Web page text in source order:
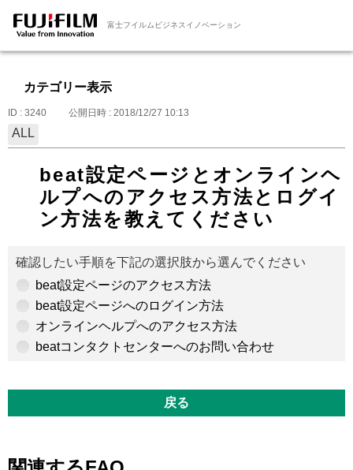
富士フイルムビジネスイノベーション
カテゴリー表示
ID : 3240 公開日時 : 2018/12/27 10:13
ALL
beat設定ページとオンラインヘ
ルプへのアクセス方法とログイ
ン方法を教えてください
確認したい手順を下記の選択肢から選んでください
beat設定ページのアクセス方法
beat設定ページへのログイン方法
オンラインヘルプへのアクセス方法
beatコンタクトセンターへのお問い合わせ
戻る